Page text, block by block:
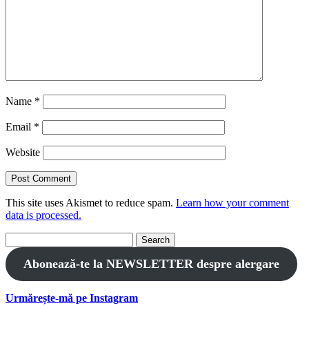
Name *
Email *
Website
This site uses Akismet to reduce spam. Learn how your comment
data is processed.
for:
Abonează-te la NEWSLETTER despre alergare
Urmărește-mă pe Instagram